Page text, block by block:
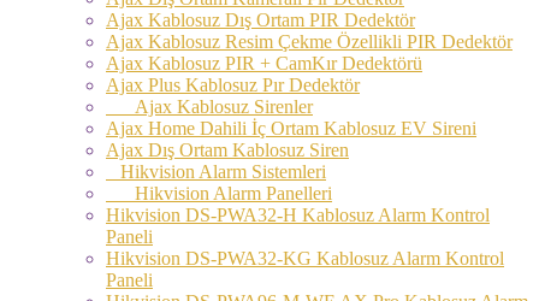
Ajax Kablosuz Dış Ortam PIR Dedektör
Ajax Kablosuz Resim Çekme Özellikli PIR Dedektör
Ajax Kablosuz PIR + CamKır Dedektörü
Ajax Plus Kablosuz Pır Dedektör
Ajax Kablosuz Sirenler
Ajax Home Dahili İç Ortam Kablosuz EV Sireni
Ajax Dış Ortam Kablosuz Siren
Hikvision Alarm Sistemleri
Hikvision Alarm Panelleri
Hikvision DS-PWA32-H Kablosuz Alarm Kontrol
Paneli
Hikvision DS-PWA32-KG Kablosuz Alarm Kontrol
Paneli